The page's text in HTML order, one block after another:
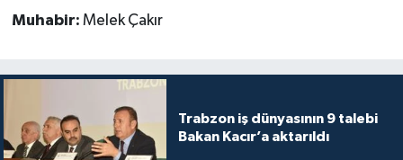
Muhabir: Melek Çakır
Trabzon iş dünyasının 9 talebi
Bakan Kacır’a aktarıldı